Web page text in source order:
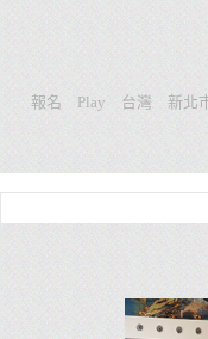
報名 Play 台灣 新北